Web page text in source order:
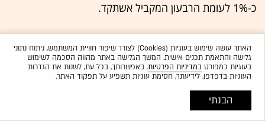
כ-1% לעומת הרבעון המקביל אשתקד.
החברה שבשליטת משפחת עזריאלי ובניהולה של דנה
עזריאלי (נכנסה רשמית לתפקיד החל מה-22 במרץ), גם
מבצעת עבודות בשטחי קניון עזריאלי בתל אביב, לצורך
חיבורו למגדל הספירלה שהיא מקימה. זה פגע זמנית בחלק
מהכנסות הקניון. עם השלמת העבודות השטח המסחרי
האתר עושה שימוש בעוגיות (Cookies) לצורך שיפור חוויית המשתמש, ניתוח נתוני
גלישה והתאמת תכנים אישית. המשך הגלישה באתר מהווה הסכמה לשימוש
בעוגיות כמפורטבמדיניות הפרטיות. באפשרותך, בכל עת, לשנות את הגדרות
העוגיות בדפדפן. לידיעתך, חסימת עוגיות תשפיע על תפקוד האתר.
הבנתי